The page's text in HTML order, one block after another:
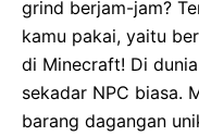
grind berjam-jam?
kamu pakai, yaitu
di Minecraft! Di
sekadar NPC biasa.
barang dagangan